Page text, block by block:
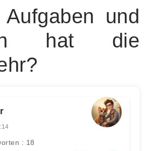
und
hat die
: 18